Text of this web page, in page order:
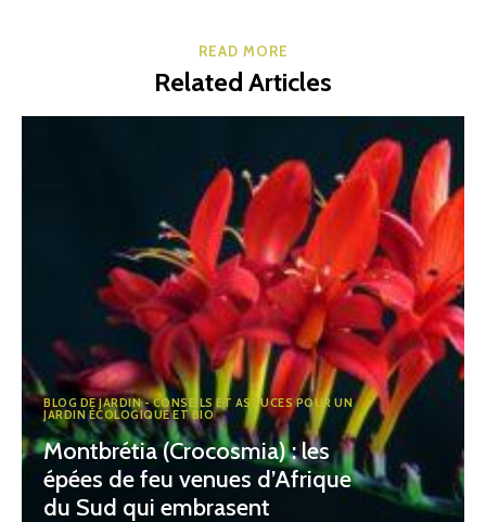
READ MORE
Related Articles
BLOG DE JARDIN - CONSEILS ET ASTUCES POUR UN
JARDIN ÉCOLOGIQUE ET BIO
Montbrétia (Crocosmia) : les
épées de feu venues d’Afrique
du Sud qui embrasent